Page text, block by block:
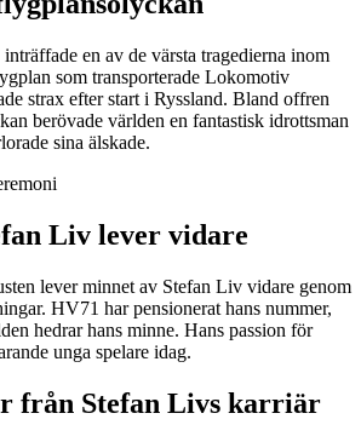
en av de värsta tragedierna inom
som transporterade Lokomotiv
strax efter start i Ryssland. Bland offren
berövade världen en fantastisk idrottsman
sina älskade.
Liv lever vidare
lever minnet av Stefan Liv vidare genom
HV71 har pensionerat hans nummer,
hedrar hans minne. Hans passion för
unga spelare idag.
från Stefan Livs karriär